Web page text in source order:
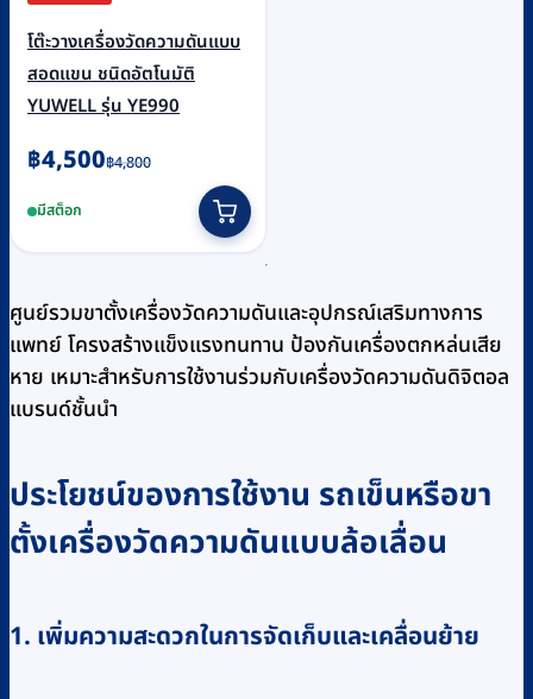
โต๊ะวางเครื่องวัดความดันแบบ
สอดแขน ชนิดอัตโนมัติ
YUWELL รุ่น YE990
฿4,800
Original
was:
฿4,800.
฿4,500
Current
is:
฿4,500.
มีสต็อก
ศูนย์รวมขาตั้งเครื่องวัดความดันและอุปกรณ์เสริมทางการ
แพทย์ โครงสร้างแข็งแรงทนทาน ป้องกันเครื่องตกหล่นเสีย
หาย เหมาะสำหรับการใช้งานร่วมกับเครื่องวัดความดันดิจิตอล
แบรนด์ชั้นนำ
ประโยชน์ของการใช้งาน รถเข็นหรือขา
ตั้งเครื่องวัดความดันแบบล้อเลื่อน
1. เพิ่มความสะดวกในการจัดเก็บและเคลื่อนย้าย